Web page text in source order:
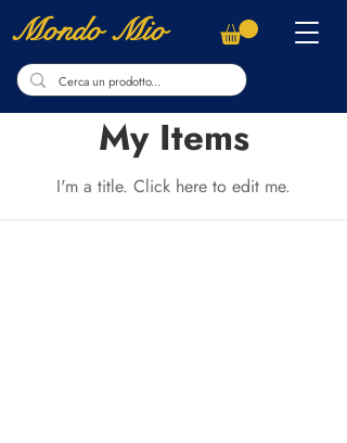
Mondo Mio
My Items
I'm a title. ​Click here to edit me.